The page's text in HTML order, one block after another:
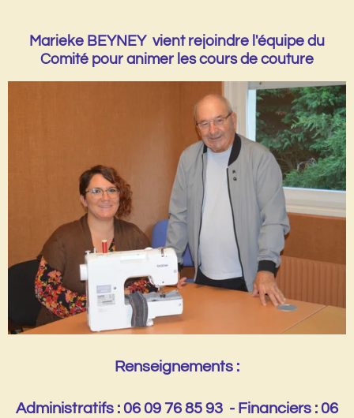
Marieke BEYNEY vient rejoindre l'équipe du
Comité pour animer les cours de couture
Renseignements :
Administratifs : 06 09 76 85 93 - Financiers : 06